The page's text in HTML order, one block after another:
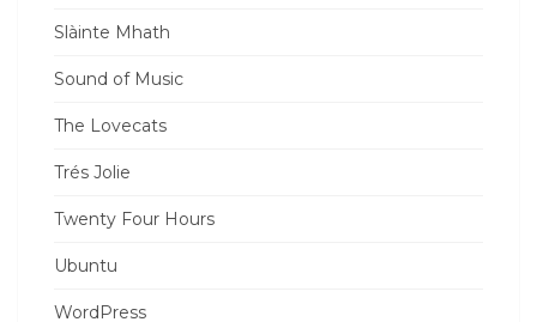
Slàinte Mhath
Sound of Music
The Lovecats
Trés Jolie
Twenty Four Hours
Ubuntu
WordPress